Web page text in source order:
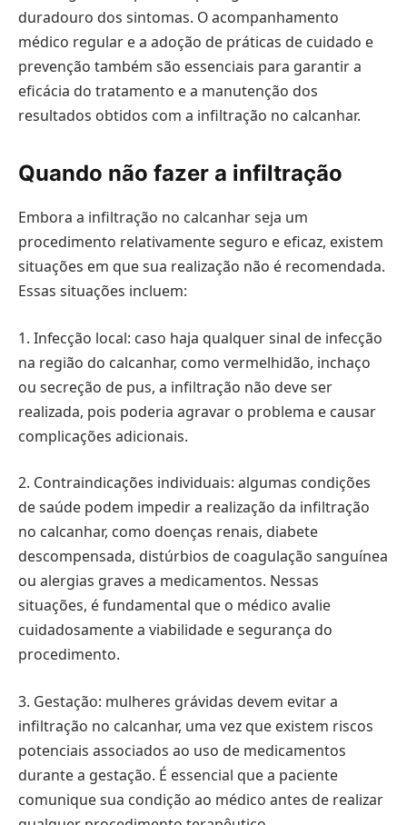
duradouro dos sintomas. O acompanhamento
médico regular e a adoção de práticas de cuidado e
prevenção também são essenciais para garantir a
eficácia do tratamento e a manutenção dos
resultados obtidos com a infiltração no calcanhar.
Quando não fazer a infiltração
Embora a infiltração no calcanhar seja um
procedimento relativamente seguro e eficaz, existem
situações em que sua realização não é recomendada.
Essas situações incluem:
1. Infecção local: caso haja qualquer sinal de infecção
na região do calcanhar, como vermelhidão, inchaço
ou secreção de pus, a infiltração não deve ser
realizada, pois poderia agravar o problema e causar
complicações adicionais.
2. Contraindicações individuais: algumas condições
de saúde podem impedir a realização da infiltração
no calcanhar, como doenças renais, diabete
descompensada, distúrbios de coagulação sanguínea
ou alergias graves a medicamentos. Nessas
situações, é fundamental que o médico avalie
cuidadosamente a viabilidade e segurança do
procedimento.
3. Gestação: mulheres grávidas devem evitar a
infiltração no calcanhar, uma vez que existem riscos
potenciais associados ao uso de medicamentos
durante a gestação. É essencial que a paciente
comunique sua condição ao médico antes de realizar